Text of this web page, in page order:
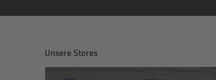
Unsere Stores